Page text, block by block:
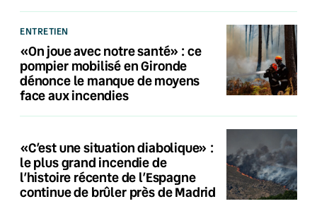
ENTRETIEN
«On joue avec notre santé» : ce
pompier mobilisé en Gironde
dénonce le manque de moyens
face aux incendies
«C’est une situation diabolique» :
le plus grand incendie de
l’histoire récente de l’Espagne
continue de brûler près de Madrid